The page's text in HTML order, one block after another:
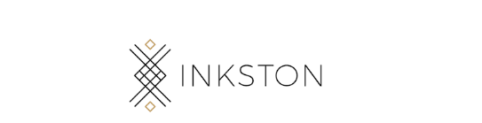
Ir
la
navegación
Ir
contenido